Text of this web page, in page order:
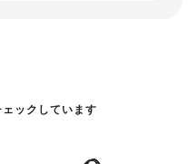
ックしています